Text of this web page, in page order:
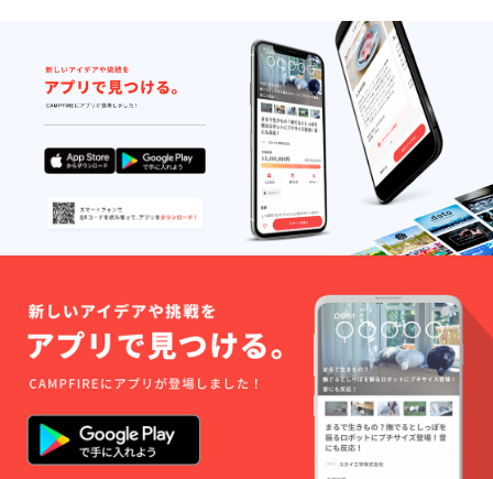
す。赤
字の欄
に協賛
団体と
して掲
載され
ます。
・チ
ラシポ
スター
の掲載
場所と
期間に
ついて
調整中
です
が、予
定では
2/29～
3/29の
一ヵ月
を想定
してい
掲載場
さい。
※掲載サ
イズに
ついて
は掲載
団体の
数に
よって
変動し
ますが
A0のサ
イズで
印刷し
て掲示
す。
・ポ
スター
チラシ
の協賛
団体一
覧で表
示した
い団体
ゴ掲載
所 ・
座談会
の参加
の出欠
を取り
たいの
で参加
可否と
参加者
の氏名
・協
賛団体
一覧の
ボード
する団
体名、
ロゴ掲
載が良
い場合
画像を
送付下
さい。
※掲載サ
掲載団